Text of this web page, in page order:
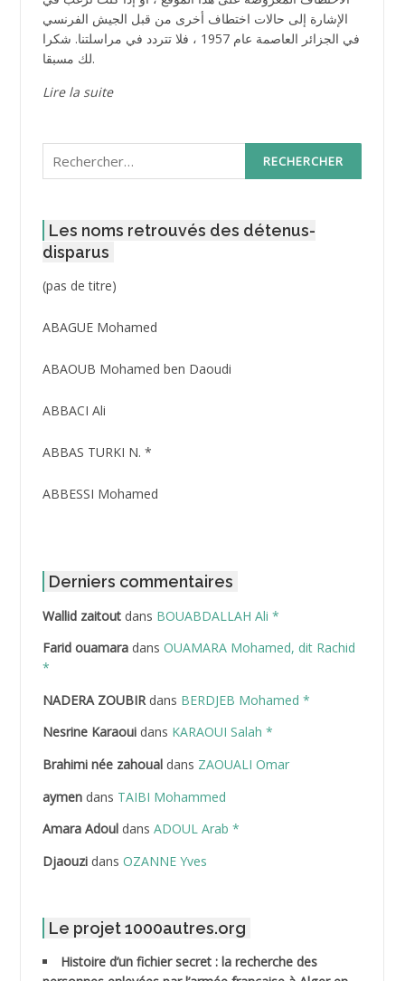
الإشارة إلى حالات اختطاف أخرى من قبل الجيش الفرنسي
في الجزائر العاصمة عام 1957 ، فلا تتردد في مراسلتنا. شكرا
لك مسبقا.
Lire la suite
Rechercher :
Les noms retrouvés des détenus-
disparus
(pas de titre)Post
3416
ABAGUE Mohamed
ABAOUB Mohamed ben Daoudi
ABBACI Ali
ABBAS TURKI N. *
ABBESSI Mohamed
ABDAT Amar
ABDEDDAIM Hamid
ABDELAZIZ Mohamed
ABDELHAFID Lakhdar
ABDELLI Mohamed
ABDELLI Mohamed *
ABDELMOUMENE Ahmed
Derniers commentaires
Wallid zaitoutdans BOUABDALLAH Ali *
Farid ouamaradans OUAMARA Mohamed, dit Rachid
*
NADERA ZOUBIRdans BERDJEB Mohamed *
Nesrine Karaouidans KARAOUI Salah *
Brahimi née zahoualdans ZAOUALI Omar
aymendans TAIBI Mohammed
Amara Adouldans ADOUL Arab *
Djaouzidans OZANNE Yves
Le projet 1000autres.org
Histoire d’un fichier secret : la recherche des